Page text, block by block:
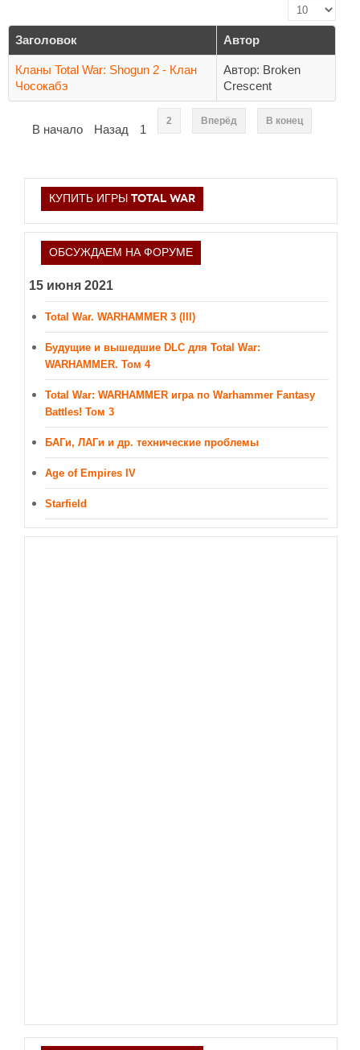
НОВОСТИ
Общие новости
Новости Total War: WARHAMMER
Новости Total War: Rome 2
МОДЫ
Моддинг ROME 2
Моддинг Empire
Моддинг Shogun 2
Моддинг Napoleon
Моддинг MEDIEVAL 2
ДРУГИЕ ИГРЫ
Серия игр Mount and Blade
Вселенные Warhammer
Warhammer 40.000: Dawn of War
Серия игр «История войн»
Серия игр «King Arthur»
КРЕАТИВ
Кол-во строк:
Заголовок Автор
Кланы Total War: Shogun 2 - Клан
Чосокабэ
Автор: Broken
Crescent
В начало Назад 1
2 Вперёд В конец
КУПИТЬ ИГРЫ TOTAL WAR
ОБСУЖДАЕМ НА ФОРУМЕ
15 июня 2021
Total War. WARHAMMER 3 (III)
Будущие и вышедшие DLC для Total War:
WARHAMMER. Том 4
Total War: WARHAMMER игра по Warhammer Fantasy
Battles! Том 3
БАГи, ЛАГи и др. технические проблемы
Age of Empires IV
Starfield